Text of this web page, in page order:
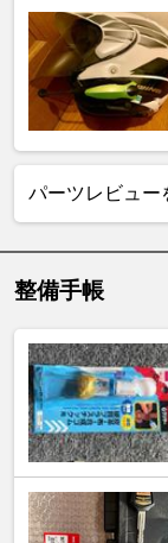
パーツレビュー
整備手帳